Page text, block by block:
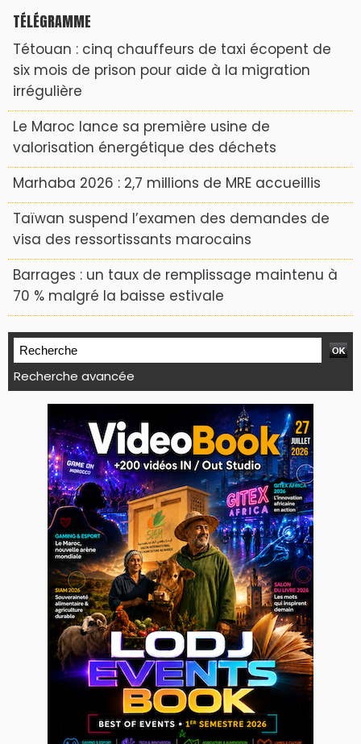
TÉLÉGRAMME
Tétouan : cinq chauffeurs de taxi écopent de
six mois de prison pour aide à la migration
irrégulière
Le Maroc lance sa première usine de
valorisation énergétique des déchets
Marhaba 2026 : 2,7 millions de MRE accueillis
Taïwan suspend l’examen des demandes de
visa des ressortissants marocains
Barrages : un taux de remplissage maintenu à
70 % malgré la baisse estivale
Recherche avancée